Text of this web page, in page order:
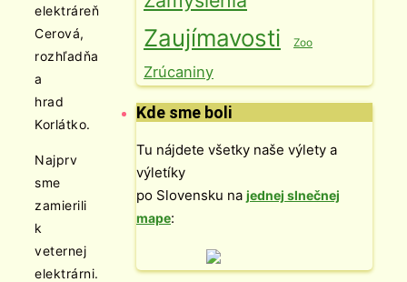
elektráreň
Cerová,
rozhľadňa
a
hrad
Korlátko.
Najprv
sme
zamierili
k
veternej
elektrárni.
Zaujímavosti Zoo
Zrúcaniny
Kde sme boli
Tu nájdete všetky naše výlety a
výletíky
po Slovensku na jednej slnečnej
mape: